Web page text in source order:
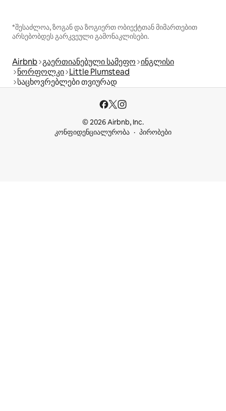
*შესაძლოა, ზოგან და ზოგიერთ ობიექტთან მიმართებით
არსებობდეს გარკვეული გამონაკლისები.
Airbnb გაერთიანებული სამეფო ინგლისი
ნორფოლკი Little Plumstead
საცხოვრებლები თვიურად
© 2026 Airbnb, Inc.
კონფიდენციალურობა
პირობები